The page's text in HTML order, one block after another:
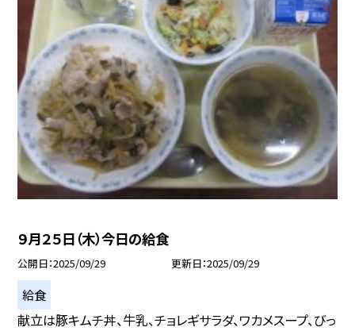
９月２５日（木）今日の給食
公開日 2025/09/29 更新日 2025/09/29
給食
献立は豚キムチ丼、牛乳、チョレギサラダ、ワカメスープ、びっ